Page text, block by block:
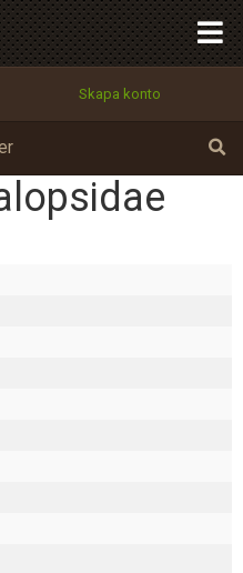
Skapa konto
Tillbaka till förstasidan